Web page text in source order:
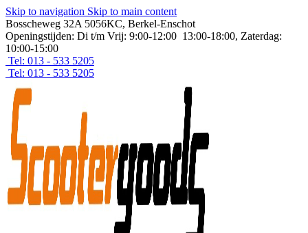
Skip to navigation Skip to main content
Bosscheweg 32A 5056KC, Berkel-Enschot
Openingstijden: Di t/m Vrij: 9:00-12:00 13:00-18:00, Zaterdag:
10:00-15:00
Tel: 013 - 533 5205
Tel: 013 - 533 5205